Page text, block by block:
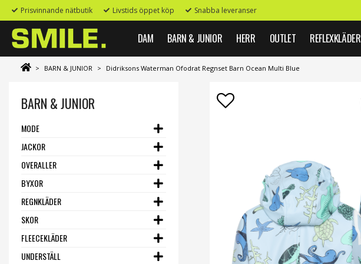
Prisvinnande nätbutik Livstids öppet köp Snabba leveranser
DAM BARN & JUNIOR HERR OUTLET REFLEXKLÄDER
> BARN & JUNIOR > Didriksons Waterman Ofodrat Regnset Barn Ocean Multi Blue
BARN & JUNIOR
MODE
JACKOR
OVERALLER
BYXOR
REGNKLÄDER
SKOR
FLEECEKLÄDER
UNDERSTÄLL